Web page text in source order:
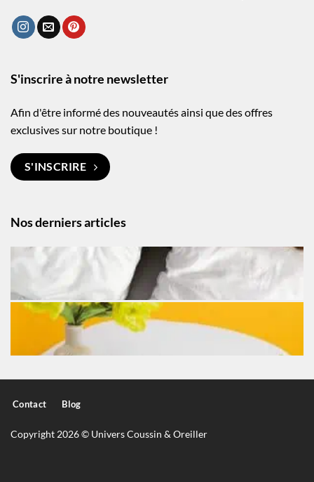
Nos derniers articles
S'inscrire à notre newsletter
Afin d'être informé des nouveautés ainsi que des offres
exclusives sur notre boutique !
S'INSCRIRE
Contact Blog
Copyright 2026 © Univers Coussin & Oreiller